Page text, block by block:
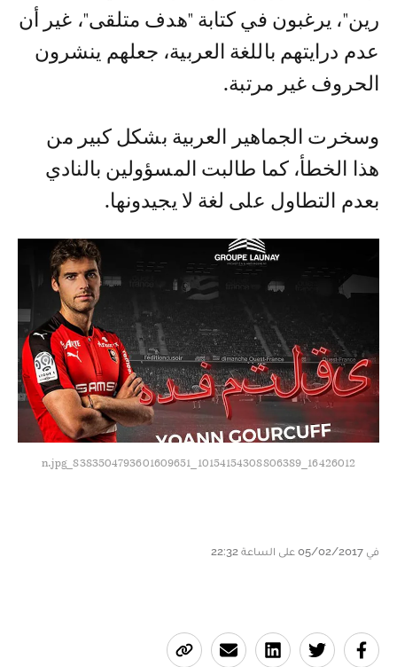
رين"، يرغبون في كتابة "هدف متلقى"، غير أن
عدم درايتهم باللغة العربية، جعلهم ينشرون
الحروف غير مرتبة.
وسخرت الجماهير العربية بشكل كبير من
هذا الخطأ، كما طالبت المسؤولين بالنادي
بعدم التطاول على لغة لا يجيدونها.
16426012_10154154308806389_8383504793601609651_n.jpg
في 05/02/2017 على الساعة 22:32